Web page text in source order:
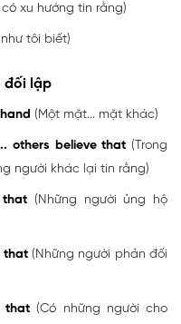
có xu hướng tin rằng)
tôi biết)
đối lập
(Một mặt... mặt khác)
others believe that (Trong
người khác lại tin rằng)
that (Những người ủng hộ
that(Những người phản đối
that (Có những người cho